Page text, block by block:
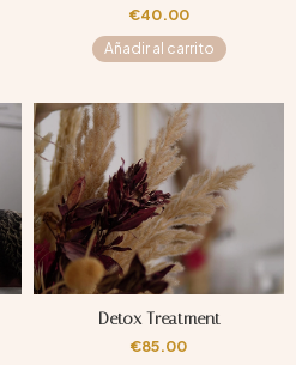
€40.00
Añadir al carrito
Detox Treatment
€85.00